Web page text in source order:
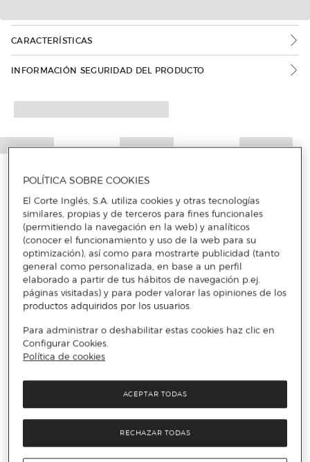
CARACTERÍSTICAS
INFORMACIÓN SEGURIDAD DEL PRODUCTO
POLÍTICA SOBRE COOKIES
El Corte Inglés, S.A. utiliza cookies y otras tecnologías
similares, propias y de terceros para fines funcionales
(permitiendo la navegación en la web) y analíticos
(conocer el funcionamiento y uso de la web para su
optimización), así como para mostrarte publicidad (tanto
general como personalizada, en base a un perfil
elaborado a partir de tus hábitos de navegación p.ej.
páginas visitadas) y para poder valorar las opiniones de los
productos adquiridos por los usuarios.
Para administrar o deshabilitar estas cookies haz clic en
Configurar Cookies.
Política de cookies
RECHAZAR TODAS
ACEPTAR TODAS